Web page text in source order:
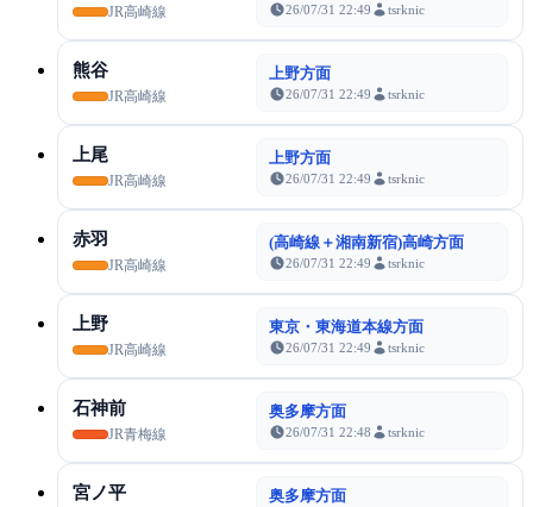
JR高崎線 26/07/31 22:49 tsrknic
熊谷
JR高崎線
上野方面
26/07/31 22:49 tsrknic
上尾
JR高崎線
上野方面
26/07/31 22:49 tsrknic
赤羽
JR高崎線
(高崎線＋湘南新宿)高崎方面
26/07/31 22:49 tsrknic
上野
JR高崎線
東京・東海道本線方面
26/07/31 22:49 tsrknic
石神前
JR青梅線
奥多摩方面
26/07/31 22:48 tsrknic
宮ノ平 奥多摩方面